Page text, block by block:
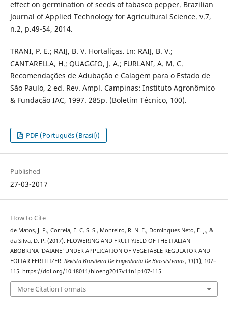
effect on germination of seeds of tabasco pepper. Brazilian
Journal of Applied Technology for Agricultural Science. v.7,
n.2, p.49-54, 2014.
TRANI, P. E.; RAIJ, B. V. Hortaliças. In: RAIJ, B. V.;
CANTARELLA, H.; QUAGGIO, J. A.; FURLANI, A. M. C.
Recomendações de Adubação e Calagem para o Estado de
São Paulo, 2 ed. Rev. Ampl. Campinas: Instituto Agronômico
& Fundação IAC, 1997. 285p. (Boletim Técnico, 100).
PDF (Português (Brasil))
Published
27-03-2017
How to Cite
de Matos, J. P., Correia, E. C. S. S., Monteiro, R. N. F., Domingues Neto, F. J., &
da Silva, D. P. (2017). FLOWERING AND FRUIT YIELD OF THE ITALIAN
ABOBRINA ’DAIANE’ UNDER APPLICATION OF VEGETABLE REGULATOR AND
FOLIAR FERTILIZER. Revista Brasileira De Engenharia De Biossistemas, 11(1), 107–
115. https://doi.org/10.18011/bioeng2017v11n1p107-115
More Citation Formats